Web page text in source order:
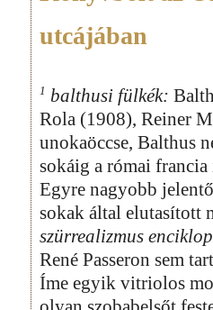
utcájában
1 balthusi fülkék:
Rola (1908), Reiner
unokaöccse, Balthus
sokáig a római
Egyre nagyobb
sokak által elutasított
szürrealizmus
René Passeron sem
Íme egyik vitriolos